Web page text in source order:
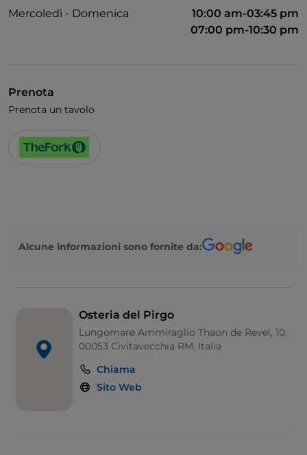
Mercoledì - Domenica
10:00 am-03:45 pm
07:00 pm-10:30 pm
Prenota
Prenota un tavolo
Alcune informazioni sono fornite da:
Osteria del Pirgo
Lungomare Ammiraglio Thaon de Revel, 10,
00053 Civitavecchia RM, Italia
Chiama
Sito Web